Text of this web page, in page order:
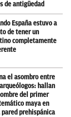
de antigüedad
España estuvo a
de tener un
completamente
el asombro entre
arqueólogos: hallan
del primer
maya en
pared prehispánica